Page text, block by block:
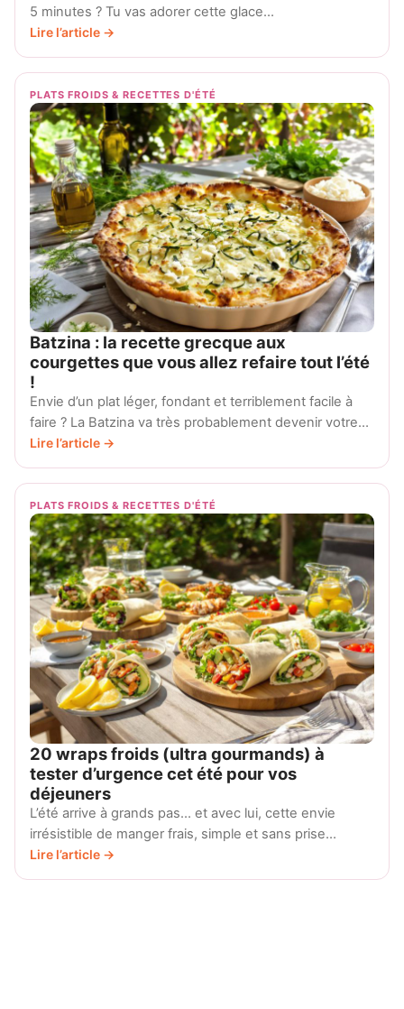
5 minutes ? Tu vas adorer cette glace…
Lire l’article →
PLATS FROIDS & RECETTES D'ÉTÉ
Batzina : la recette grecque aux
courgettes que vous allez refaire tout l’été
!
Envie d’un plat léger, fondant et terriblement facile à
faire ? La Batzina va très probablement devenir votre…
Lire l’article →
PLATS FROIDS & RECETTES D'ÉTÉ
20 wraps froids (ultra gourmands) à
tester d’urgence cet été pour vos
déjeuners
L’été arrive à grands pas… et avec lui, cette envie
irrésistible de manger frais, simple et sans prise…
Lire l’article →